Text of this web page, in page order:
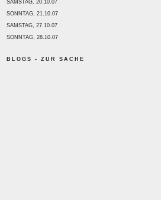
SAMSTAG, 20.10.07
SONNTAG, 21.10.07
SAMSTAG, 27.10.07
SONNTAG, 28.10.07
BLOGS - ZUR SACHE